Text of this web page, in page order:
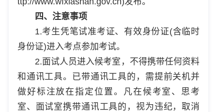
四、注意事项
1.考生凭笔试准考证、有效身份证(含临时
身份证)进入考点参加考试。
2.面试人员进入候考室，不得携带任何资料
和通讯工具。已带通讯工具的，需提前关机并
做好标注放在指定位置。凡在候考室、思考
室、面试室携带通讯工具的，视为违纪，取消